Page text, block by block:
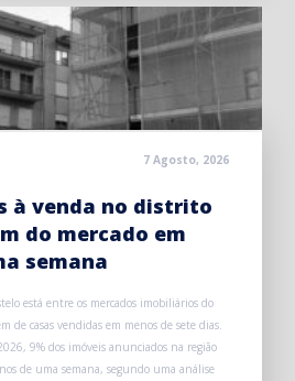
7 Agosto, 2026
à venda no distrito
do mercado em
semana
está entre os mercados imobiliários do
de casas vendidas em menos de sete dias.
9% dos imóveis anunciados na região
de uma semana, segundo uma análise